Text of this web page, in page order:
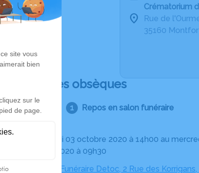
Crématorium
Rue de
35160
Déroulé des obsèques
Repos en salon funéraire
octobre 2020 à 09h30
Chambre Funéraire Detoc, 2 Rue des